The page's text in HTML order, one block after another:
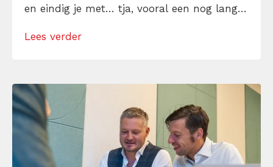
en eindig je met… tja, vooral een nog langer
enige. We willen allemaal meer gedaan
Lees verder